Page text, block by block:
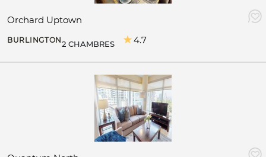
Orchard Uptown
BURLINGTON2 CHAMBRES 4.7